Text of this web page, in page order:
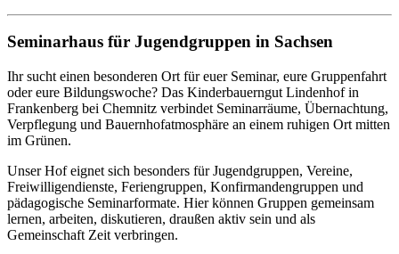
Seminarhaus für Jugendgruppen in Sachsen
Ihr sucht einen besonderen Ort für euer Seminar, eure Gruppenfahrt
oder eure Bildungswoche? Das Kinderbauerngut Lindenhof in
Frankenberg bei Chemnitz verbindet Seminarräume, Übernachtung,
Verpflegung und Bauernhofatmosphäre an einem ruhigen Ort mitten
im Grünen.
Unser Hof eignet sich besonders für Jugendgruppen, Vereine,
Freiwilligendienste, Feriengruppen, Konfirmandengruppen und
pädagogische Seminarformate. Hier können Gruppen gemeinsam
lernen, arbeiten, diskutieren, draußen aktiv sein und als
Gemeinschaft Zeit verbringen.